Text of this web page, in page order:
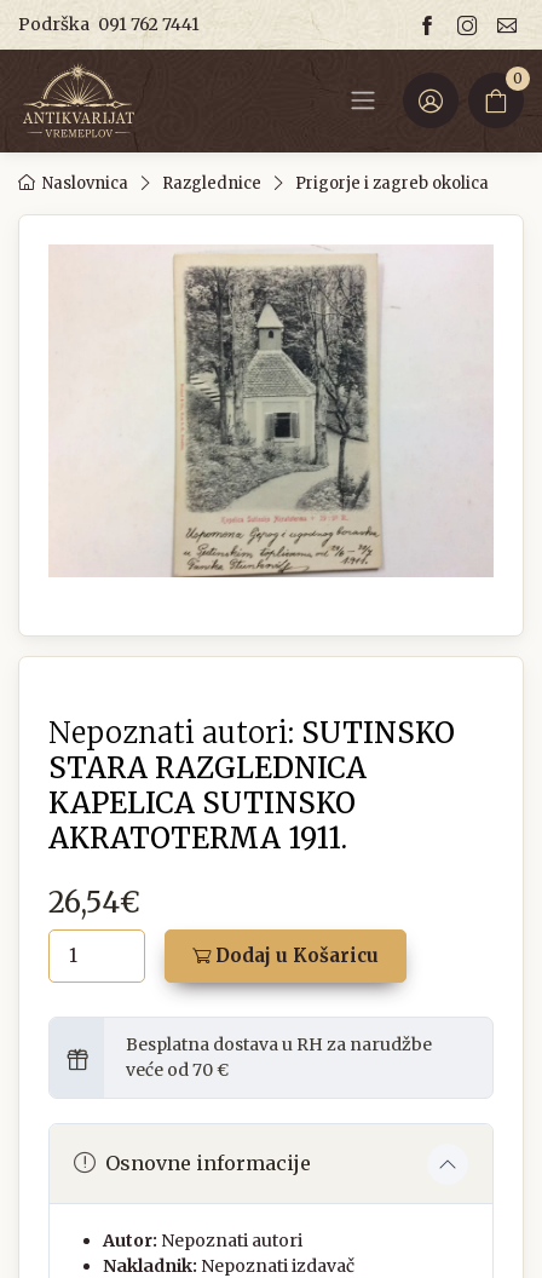
Podrška 091 762 7441
0
Naslovnica Razglednice Prigorje i zagreb okolica
Nepoznati autori: SUTINSKO
STARA RAZGLEDNICA
KAPELICA SUTINSKO
AKRATOTERMA 1911.
26,54€
Dodaj u Košaricu
Besplatna dostava u RH za narudžbe
veće od 70 €
Osnovne informacije
Autor: Nepoznati autori
Nakladnik: Nepoznati izdavač